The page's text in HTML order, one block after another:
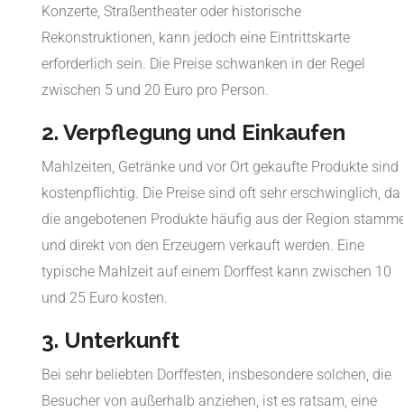
Konzerte, Straßentheater oder historische
Rekonstruktionen, kann jedoch eine Eintrittskarte
erforderlich sein. Die Preise schwanken in der Regel
zwischen 5 und 20 Euro pro Person.
2. Verpflegung und Einkaufen
Mahlzeiten, Getränke und vor Ort gekaufte Produkte sind
kostenpflichtig. Die Preise sind oft sehr erschwinglich, da
die angebotenen Produkte häufig aus der Region
und direkt von den Erzeugern verkauft werden. Eine
typische Mahlzeit auf einem Dorffest kann zwischen 10
und 25 Euro kosten.
3. Unterkunft
Bei sehr beliebten Dorffesten, insbesondere solchen, die
Besucher von außerhalb anziehen, ist es ratsam, eine